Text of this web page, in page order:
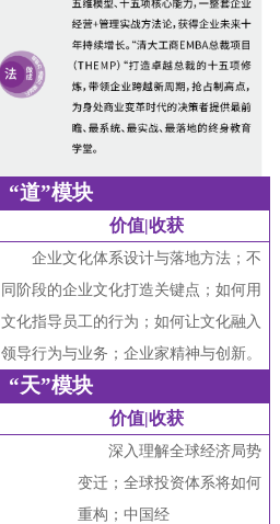
“道”模块
价值|收获
企业文化体系设计与落地方法；不
同阶段的企业文化打造关键点；如何用
文化指导员工的行为；如何让文化融入
领导行为与业务；企业家精神与创新。
“天”模块
价值|收获
深入理解全球经济局势
变迁；全球投资体系将如何
重构；中国经